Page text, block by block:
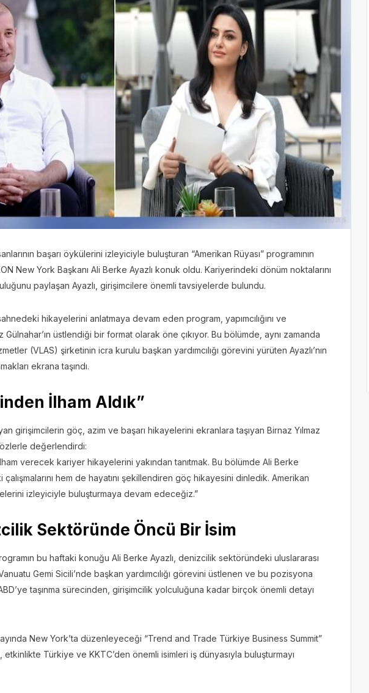
başarı öykülerini izleyiciyle buluşturan “Amerikan Rüyası” programının
New York Başkanı Ali Berke Ayazlı konuk oldu. Kariyerindeki dönüm noktalarını
paylaşan Ayazlı, girişimcilere önemli tavsiyelerde bulundu.
hikayelerini anlatmaya devam eden program, yapımcılığını ve
Gülnahar’ın üstlendiği bir format olarak öne çıkıyor. Bu bölümde, aynı zamanda
(VLAS) şirketinin icra kurulu başkan yardımcılığı görevini yürüten Ayazlı’nın
ekrana taşındı.
İlham Aldık”
girişimcilerin göç, azim ve başarı hikayelerini ekranlara taşıyan Birnaz Yılmaz
değerlendirdi:
verecek kariyer hikayelerini yakından tanıtmak. Bu bölümde Ali Berke
çalışmalarını hem de hayatını şekillendiren göç hikayesini dinledik. Amerikan
izleyiciyle buluşturmaya devam edeceğiz.”
Sektöründe Öncü Bir İsim
bu haftaki konuğu Ali Berke Ayazlı, denizcilik sektöründeki uluslararası
Vanuatu Gemi Sicili’nde başkan yardımcılığı görevini üstlenen ve bu pozisyona
taşınma sürecinden, girişimcilik yolculuğuna kadar birçok önemli detayı
ayında New York’ta düzenleyeceği “Trend and Trade Türkiye Business Summit”
etkinlikte Türkiye ve KKTC’den önemli isimleri iş dünyasıyla buluşturmayı